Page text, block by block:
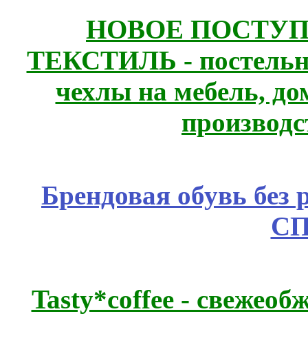
НОВОЕ
ТЕКСТИЛЬ -
чехлы на мебель,
Брендовая обувь без
Tasty*coffee -